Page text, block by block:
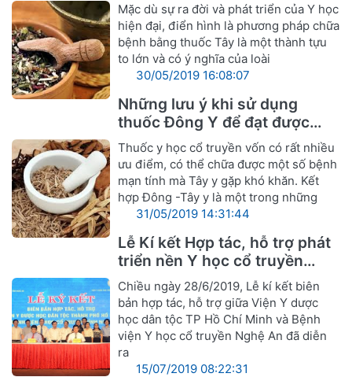
Mặc dù sự ra đời và phát triển của Y học
hiện đại, điển hình là phương pháp chữa
bệnh bằng thuốc Tây là một thành tựu
to lớn và có ý nghĩa của loài
30/05/2019 16:08:07
Những lưu ý khi sử dụng
thuốc Đông Y để đạt được
hiệu quả tốt nhất
Thuốc y học cổ truyền vốn có rất nhiều
ưu điểm, có thể chữa được một số bệnh
mạn tính mà Tây y gặp khó khăn. Kết
hợp Đông -Tây y là một trong những
31/05/2019 14:31:44
Lễ Kí kết Hợp tác, hỗ trợ phát
triển nền Y học cổ truyền
Nghệ An
Chiều ngày 28/6/2019, Lễ kí kết biên
bản hợp tác, hỗ trợ giữa Viện Y dược
học dân tộc TP Hồ Chí Minh và Bệnh
viện Y học cổ truyền Nghệ An đã diễn
ra
15/07/2019 08:22:31